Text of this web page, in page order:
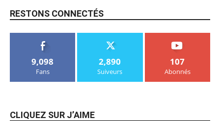
RESTONS CONNECTÉS
9,098
Fans
2,890
Suiveurs
107
Abonnés
CLIQUEZ SUR J’AIME